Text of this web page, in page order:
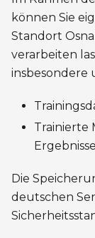
können Sie
Standort
verarbeiten
insbesondere
Trainierte
Ergebnisse
Die
deutschen